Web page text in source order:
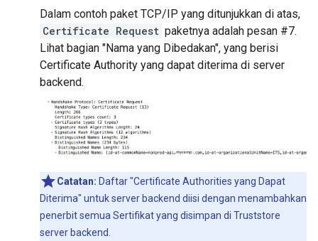
Dalam contoh paket TCP/IP yang ditunjukkan di atas,
Certificate Request paketnya adalah pesan #7.
Lihat bagian "Nama yang Dibedakan", yang berisi
Certificate Authority yang dapat diterima di server
backend.
Catatan: Daftar "Certificate Authorities yang Dapat
Diterima" untuk server backend diisi dengan menambahkan
penerbit semua Sertifikat yang disimpan di Truststore
server backend.